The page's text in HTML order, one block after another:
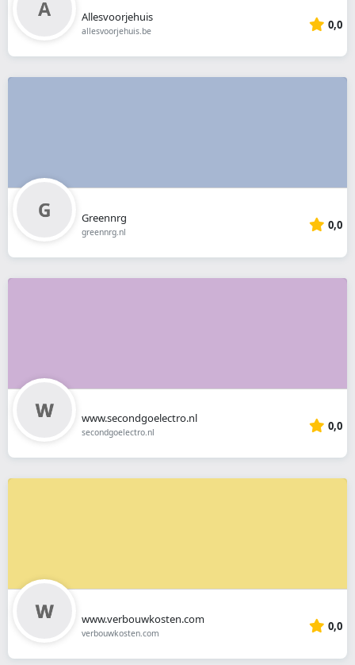
Allesvoorjehuis
allesvoorjehuis.be 0,0
Greennrg
greennrg.nl 0,0
www.secondgoelectro.nl
secondgoelectro.nl 0,0
www.verbouwkosten.com
verbouwkosten.com 0,0